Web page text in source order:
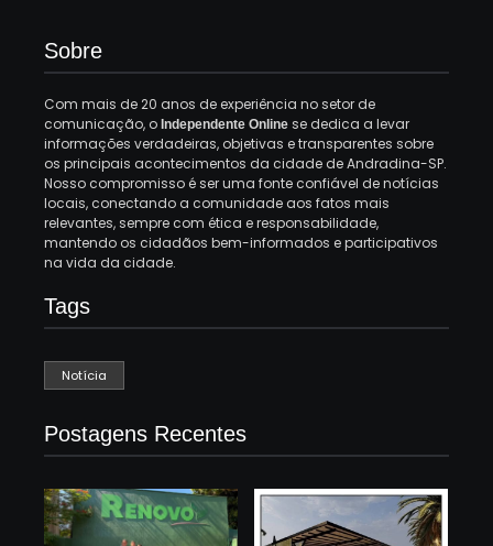
Sobre
Com mais de 20 anos de experiência no setor de
comunicação, o Independente Online se dedica a levar
informações verdadeiras, objetivas e transparentes sobre
os principais acontecimentos da cidade de Andradina-SP.
Nosso compromisso é ser uma fonte confiável de notícias
locais, conectando a comunidade aos fatos mais
relevantes, sempre com ética e responsabilidade,
mantendo os cidadãos bem-informados e participativos
na vida da cidade.
Tags
Notícia
Postagens Recentes